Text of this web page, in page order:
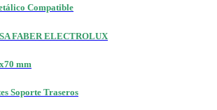
Compatible
FABER ELECTROLUX
mm
Soporte Traseros